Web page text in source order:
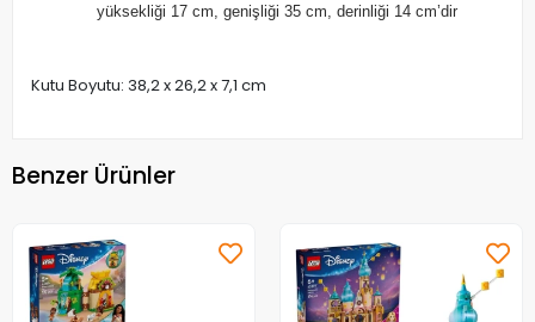
yüksekliği 17 cm, genişliği 35 cm, derinliği 14 cm’dir
Kutu Boyutu: 38,2 x 26,2 x 7,1 cm
Benzer Ürünler